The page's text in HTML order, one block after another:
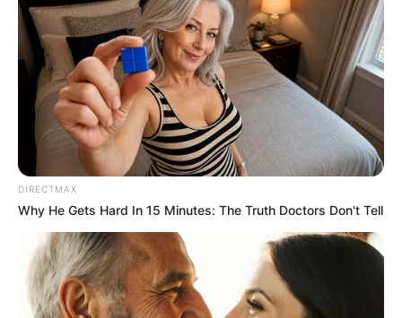
DIRECTMAX
Why He Gets Hard In 15 Minutes: The Truth Doctors Don't Tell